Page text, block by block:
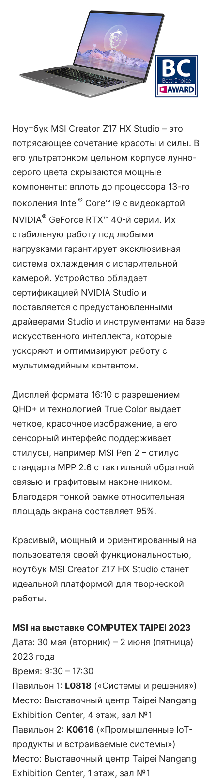
Ноутбук MSI Creator Z17 HX Studio – это
потрясающее сочетание красоты и силы. В
его ультратонком цельном корпусе лунно-
серого цвета скрываются мощные
компоненты: вплоть до процессора 13-го
поколения Intel® Core™ i9 с видеокартой
NVIDIA® GeForce RTX™ 40-й серии. Их
стабильную работу под любыми
нагрузками гарантирует эксклюзивная
система охлаждения с испарительной
камерой. Устройство обладает
сертификацией NVIDIA Studio и
поставляется с предустановленными
драйверами Studio и инструментами на базе
искусственного интеллекта, которые
ускоряют и оптимизируют работу с
мультимедийным контентом.
Дисплей формата 16:10 с разрешением
QHD+ и технологией True Color выдает
четкое, красочное изображение, а его
сенсорный интерфейс поддерживает
стилусы, например MSI Pen 2 – стилус
стандарта MPP 2.6 с тактильной обратной
связью и графитовым наконечником.
Благодаря тонкой рамке относительная
площадь экрана составляет 95%.
Красивый, мощный и ориентированный на
пользователя своей функциональностью,
ноутбук MSI Creator Z17 HX Studio станет
идеальной платформой для творческой
работы.
MSI на выставке COMPUTEX TAIPEI 2023
Дата: 30 мая (вторник) – 2 июня (пятница)
2023 года
Время: 9:30 – 17:30
Павильон 1: L0818 («Системы и решения»)
Место: Выставочный центр Taipei Nangang
Exhibition Center, 4 этаж, зал №1
Павильон 2: K0616 («Промышленные IoT-
продукты и встраиваемые системы»)
Место: Выставочный центр Taipei Nangang
Exhibition Center, 1 этаж, зал №1